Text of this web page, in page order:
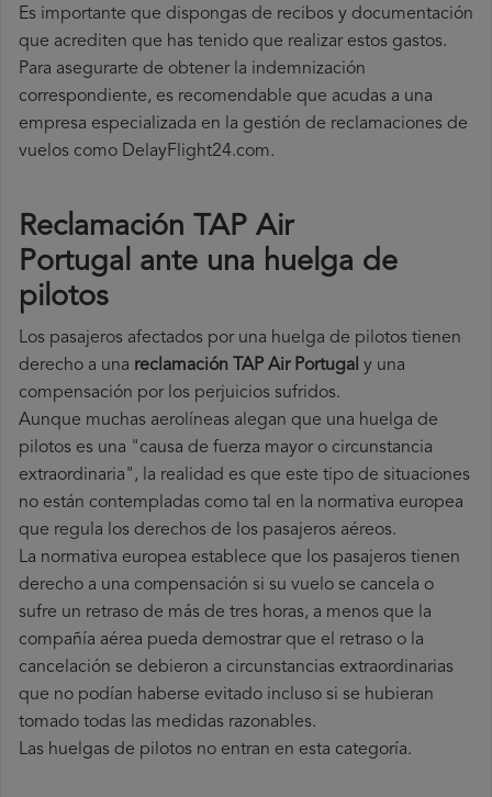
Es importante que dispongas de recibos y documentación
que acrediten que has tenido que realizar estos gastos.
Para asegurarte de obtener la indemnización
correspondiente, es recomendable que acudas a una
empresa especializada en la gestión de reclamaciones de
vuelos como DelayFlight24.com.
Reclamación TAP Air
Portugal ante una huelga de
pilotos
Los pasajeros afectados por una huelga de pilotos tienen
derecho a una reclamación TAP Air Portugal y una
compensación por los perjuicios sufridos.
Aunque muchas aerolíneas alegan que una huelga de
pilotos es una "causa de fuerza mayor o circunstancia
extraordinaria", la realidad es que este tipo de situaciones
no están contempladas como tal en la normativa europea
que regula los derechos de los pasajeros aéreos.
La normativa europea establece que los pasajeros tienen
derecho a una compensación si su vuelo se cancela o
sufre un retraso de más de tres horas, a menos que la
compañía aérea pueda demostrar que el retraso o la
cancelación se debieron a circunstancias extraordinarias
que no podían haberse evitado incluso si se hubieran
tomado todas las medidas razonables.
Las huelgas de pilotos no entran en esta categoría.